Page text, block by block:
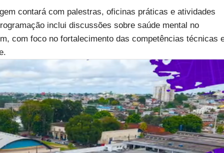
contará com palestras, oficinas práticas e atividades
inclui discussões sobre saúde mental no
com foco no fortalecimento das competências técnicas